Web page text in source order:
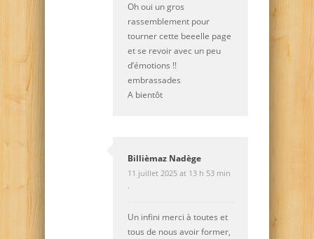
Oh oui un gros
rassemblement pour
tourner cette beeelle page
et se revoir avec un peu
d’émotions !!
embrassades
A bientôt
Billièmaz Nadège
11 juillet 2025 at 13 h 53 min
·
Un infini merci à toutes et
tous de nous avoir former,